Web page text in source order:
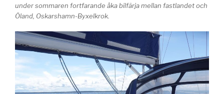
under sommaren fortfarande åka bilfärja mellan fastlandet och
Öland, Oskarshamn-Byxelkrok.